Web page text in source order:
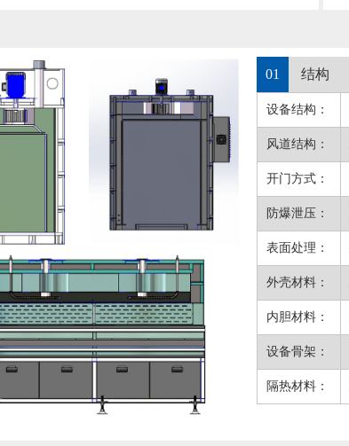
01 结构
设备结构：
风道结构：
开门方式：
防爆泄压：
表面处理：
外壳材料：
内胆材料：
设备骨架：
隔热材料：